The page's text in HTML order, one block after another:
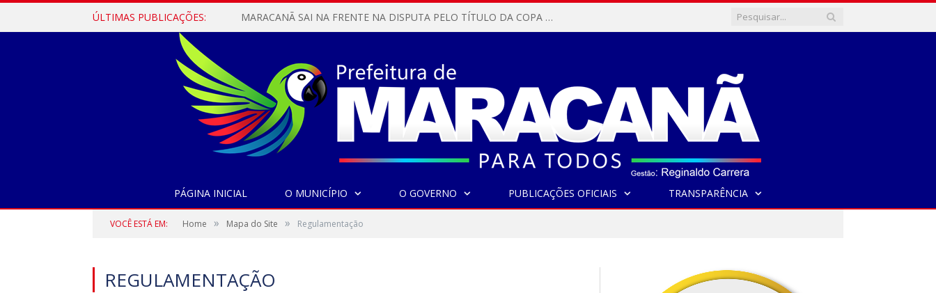
ÚLTIMAS PUBLICAÇÕES: MARACANÃ SAI NA FRENTE NA DISPUTA PELO TÍTULO DA COPA PARÁ SUB-17!
PÁGINA INICIAL O MUNICÍPIO O GOVERNO PUBLICAÇÕES OFICIAIS TRANSPARÊNCIA
VOCÊ ESTÁ EM: Home » Mapa do Site » Regulamentação
REGULAMENTAÇÃO